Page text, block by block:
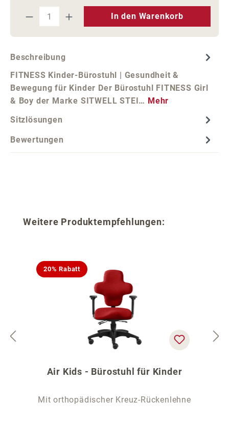
Produkt Anzahl: Gib den
In den Warenkorb
Beschreibung
FITNESS Kinder-Bürostuhl | Gesundheit &
Bewegung für Kinder Der Bürostuhl FITNESS Girl
& Boy der Marke SITWELL STEI… Mehr
Sitzlösungen
Bewertungen
Produktgalerie überspringen
Weitere Produktempfehlungen:
20% Rabatt
Air Kids - Bürostuhl für Kinder
Mit orthopädischer Kreuz-Rückenlehne